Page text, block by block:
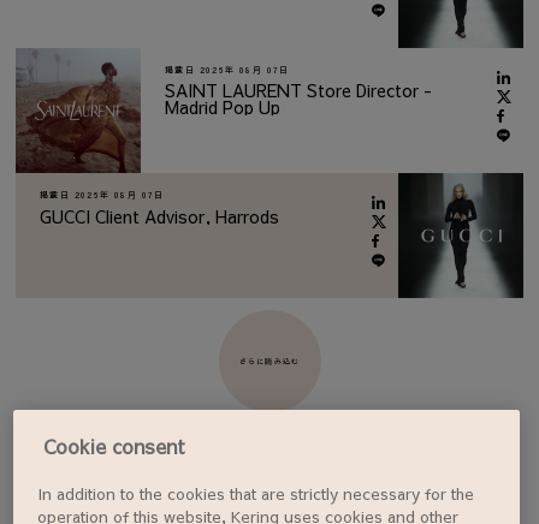
掲載日 2026年 08月 07日
SAINT LAURENT Store Director -
Madrid Pop Up
掲載日 2026年 08月 07日
GUCCI Client Advisor, Harrods
さらに読み込む
ジョブアラートを設定する
Cookie consent
In addition to the cookies that are strictly necessary for the
operation of this website, Kering uses cookies and other